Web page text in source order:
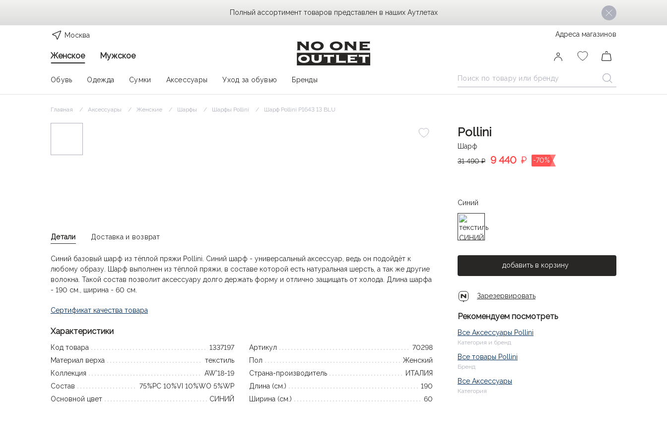
Главная Аксессуары Женские Шарфы Шарфы Pollini Шарф Pollini P1643 13 BLU
Pollini
Шарф
31 490 ₽
9 440 ₽ -70%
Синий
добавить в корзину
Зарезервировать
Рекомендуем посмотреть
Все Аксессуары Pollini
Категория и бренд
Все товары Pollini
Бренд
Все Аксессуары
Категория
Детали Доставка и возврат
Синий базовый шарф из тёплой пряжи Pollini. Синий шарф - универсальный аксессуар, ведь он подойдёт к
любому образу. Шарф выполнен из тёплой пряжи, в составе которой есть натуральная шерсть, а так же другие
волокна. Такой состав позволит аксессуару долго держать форму и отлично защищать от холода. Длина шарфа
- 190 см., ширина - 60 см.
Сертификат качества товара
Характеристики
Код товара
1337197
Материал верха
текстиль
Коллекция
AW'18-19
Состав
75%PC 10%VI 10%WO 5%WP
Основной цвет
СИНИЙ
Артикул
70298
Пол
Женский
Страна-производитель
ИТАЛИЯ
Длина (см.)
190
Ширина (см.)
60
Полный ассортимент товаров представлен в наших Аутлетах
Москва Адреса магазинов
Женское Мужское
Обувь Одежда Сумки Аксессуары Уход за обувью Бренды